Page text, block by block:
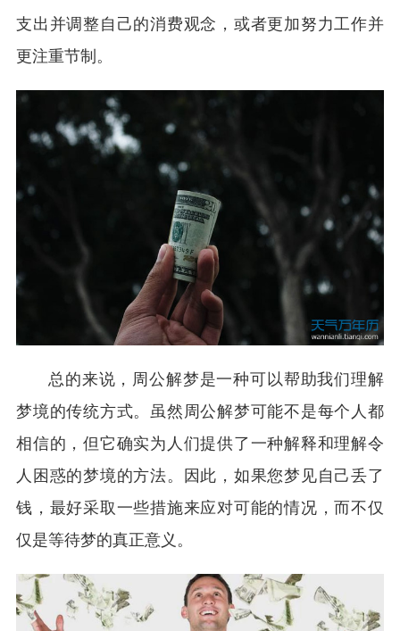
支出并调整自己的消费观念，或者更加努力工作并
更注重节制。
总的来说，周公解梦是一种可以帮助我们理解
梦境的传统方式。虽然周公解梦可能不是每个人都
相信的，但它确实为人们提供了一种解释和理解令
人困惑的梦境的方法。因此，如果您梦见自己丢了
钱，最好采取一些措施来应对可能的情况，而不仅
仅是等待梦的真正意义。